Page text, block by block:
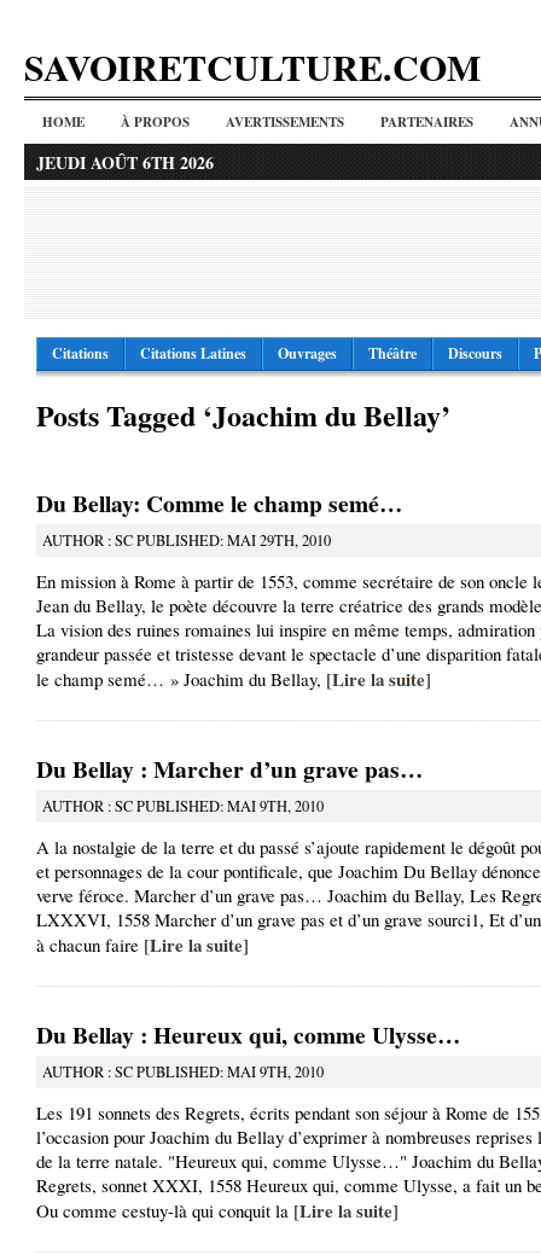
SAVOIRETCULTURE.COM
HOME À PROPOS AVERTISSEMENTS PARTENAIRES
JEUDI AOÛT 6TH 2026
Citations Citations Latines Ouvrages Théâtre Discours
Posts Tagged ‘Joachim du Bellay’
Du Bellay: Comme le champ semé…
AUTHOR : SC PUBLISHED: MAI 29TH, 2010
En mission à Rome à partir de 1553, comme secrétaire de son oncle
Jean du Bellay, le poète découvre la terre créatrice des grands
La vision des ruines romaines lui inspire en même temps, admiration
grandeur passée et tristesse devant le spectacle d’une disparition
le champ semé… » Joachim du Bellay, [Lire la suite]
Du Bellay : Marcher d’un grave pas…
AUTHOR : SC PUBLISHED: MAI 9TH, 2010
A la nostalgie de la terre et du passé s’ajoute rapidement le dégoût
et personnages de la cour pontificale, que Joachim Du Bellay
verve féroce. Marcher d’un grave pas… Joachim du Bellay, Les
LXXXVI, 1558 Marcher d’un grave pas et d’un grave sourci1, Et
à chacun faire [Lire la suite]
Du Bellay : Heureux qui, comme Ulysse…
AUTHOR : SC PUBLISHED: MAI 9TH, 2010
Les 191 sonnets des Regrets, écrits pendant son séjour à Rome de
l’occasion pour Joachim du Bellay d’exprimer à nombreuses reprises
de la terre natale. "Heureux qui, comme Ulysse…" Joachim du
Regrets, sonnet XXXI, 1558 Heureux qui, comme Ulysse, a fait un
Ou comme cestuy-là qui conquit la [Lire la suite]